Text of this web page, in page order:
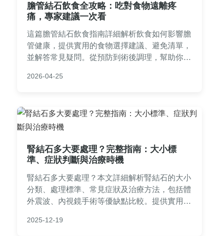
膽管結石飲食全攻略：吃對食物遠離疼
痛，專家建議一次看
這篇膽管結石飲食指南詳細解析飲食如何影響膽
管健康，提供實用的食物選擇建議、避免清單，
並解答常見疑問。從預防到術後調理，幫助你透
基於專業知識和真實經驗，適合患者及家屬參
2026-04-25
腎結石多大要處理？完整指南：大小標
準、症狀判斷與治療時機
腎結石多大要處理？本文詳細解析腎結石的大小
分類、處理標準、常見症狀及治療方法，包括體
外震波、內視鏡手術等優缺點比較。提供實用問
誤治療。內容基於醫學知識，適合台灣讀者參
2025-12-19